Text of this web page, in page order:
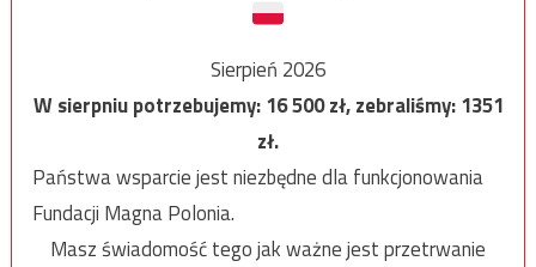
Sierpień 2026
W sierpniu potrzebujemy:16 500zł, zebraliśmy:1351
zł.
Państwa wsparcie jest niezbędne dla funkcjonowania
Fundacji Magna Polonia.
Masz świadomość tego jak ważne jest przetrwanie